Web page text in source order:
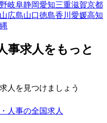
岐阜静岡愛知三重滋賀京都
広島山口徳島香川 愛媛高知
事求人をもっと
人を見つけましょう
人事の全国求人